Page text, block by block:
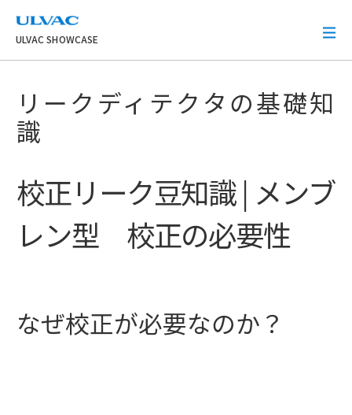
ULVAC
ULVAC SHOWCASE
リークディテクタの基礎知
識
校正リーク豆知識 | メンブ
レン型 校正の必要性
なぜ校正が必要なのか？